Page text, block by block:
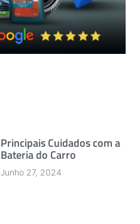
Principais Cuidados com a
Bateria do Carro
Junho 27, 2024